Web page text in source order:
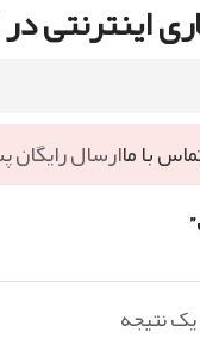
اینترنتی در
با ماارسال
نتیجه